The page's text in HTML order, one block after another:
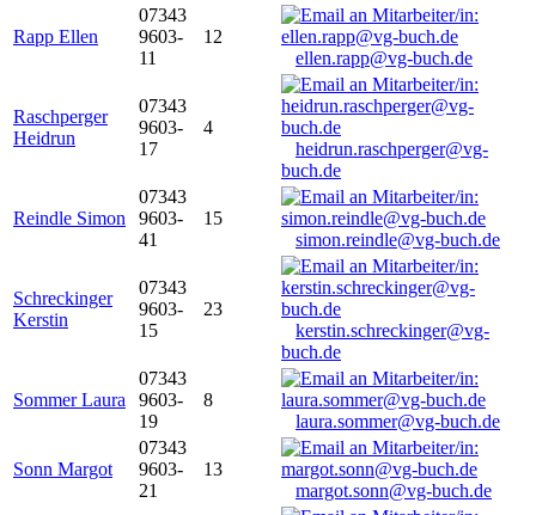
Rapp Ellen
07343
9603-
11
12
ellen.rapp@vg-buch.de
Raschperger
Heidrun
07343
9603-
17
4
heidrun.raschperger@vg-
buch.de
Reindle Simon
07343
9603-
41
15
simon.reindle@vg-buch.de
Schreckinger
Kerstin
07343
9603-
15
23
kerstin.schreckinger@vg-
buch.de
Sommer Laura
07343
9603-
19
8
laura.sommer@vg-buch.de
Sonn Margot
07343
9603-
21
13
margot.sonn@vg-buch.de